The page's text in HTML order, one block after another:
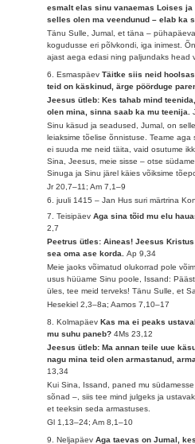
esmalt elas sinu vanaemas Loises
selles olen ma veendunud – elab ka
Tänu Sulle, Jumal, et täna –
kogudusse eri põlvkondi, iga inimest.
ajast aega edasi ning paljundaks head
6. EsmaspäevTäitke siis neid
teid on käskinud, ärge pöörduge
Jeesus ütleb: Kes tahab mind
olen mina, sinna saab ka mu teenija.
Sinu käsud ja seadused, Jumal, on
leiaksime tõelise õnnistuse. Teame aga
ei suuda me neid täita, vaid osutume
Sina, Jeesus, meie sisse – otse
Sinuga ja Sinu järel käies võiksime
Jr 20,7–11; Am 7,1–9
6. juuli 1415 – Jan Hus suri märtrina
7. TeisipäevAga sina tõid mu elu
2,7
Peetrus ütles: Aineas! Jeesus
sea oma ase korda.Ap 9,34
Meie jaoks võimatud olukorrad pole
usus hüüame Sinu poole, Issand:
üles, tee meid terveks! Tänu Sulle, et
Hesekiel 2,3–8a; Aamos 7,10–17
8. KolmapäevKas ma ei peaks
mu suhu paneb?4Ms 23,12
Jeesus ütleb: Ma annan teile uue
nagu mina teid olen armastanud,
13,34
Kui Sina, Issand, paned mu
sõnad –, siis tee mind julgeks ja
et teeksin seda armastuses.
Gl 1,13–24; Am 8,1–10
9. NeljapäevAga taevas on Jumal,